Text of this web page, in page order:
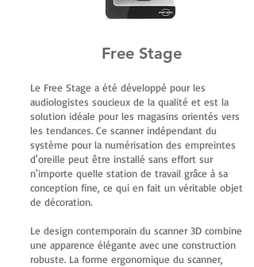
Free Stage
Le Free Stage a été développé pour les
audiologistes soucieux de la qualité et est la
solution idéale pour les magasins orientés vers
les tendances. Ce scanner indépendant du
système pour la numérisation des empreintes
d'oreille peut être installé sans effort sur
n'importe quelle station de travail grâce à sa
conception fine, ce qui en fait un véritable objet
de décoration.
Le design contemporain du scanner 3D combine
une apparence élégante avec une construction
robuste. La forme ergonomique du scanner,